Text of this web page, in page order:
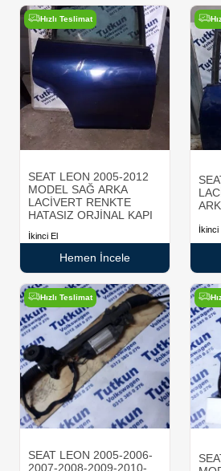
Hızlı Teslimat
SEAT LEON 2005-2012
MODEL SAĞ ARKA
LACİVERT RENKTE
HATASIZ ORJİNAL KAPI
İkinci El
Hemen İncele
İkinci
Hızlı Teslimat
SEAT LEON 2005-2006-
2007-2008-2009-2010-